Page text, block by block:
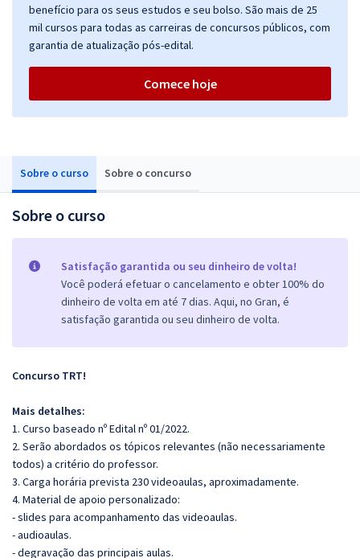
Sobre o curso Sobre o concurso
Sobre o curso
Satisfação garantida ou seu dinheiro de volta!
Você poderá efetuar o cancelamento e obter 100% do
dinheiro de volta em até 7 dias. Aqui, no Gran, é
satisfação garantida ou seu dinheiro de volta.
Concurso TRT!
Mais detalhes:
1. Curso baseado nº Edital nº 01/2022.
2. Serão abordados os tópicos relevantes (não necessariamente
todos) a critério do professor.
3. Carga horária prevista 230 videoaulas, aproximadamente.
4. Material de apoio personalizado:
- slides para acompanhamento das videoaulas.
- audioaulas.
- degravação das principais aulas.
benefício para os seus estudos e seu bolso. São mais de 25
mil cursos para todas as carreiras de concursos públicos, com
garantia de atualização pós-edital.
Comece hoje